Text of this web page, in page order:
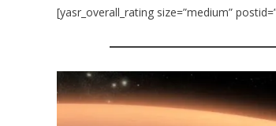
[yasr_overall_rating size=”medium”